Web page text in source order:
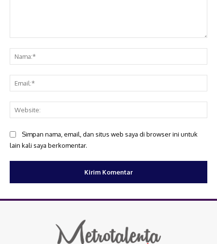
Simpan nama, email, dan situs web saya di browser ini untuk
lain kali saya berkomentar.